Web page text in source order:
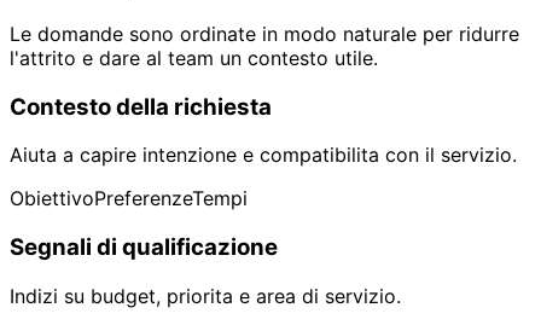
Le domande sono ordinate in modo naturale per ridurre
l'attrito e dare al team un contesto utile.
Contesto della richiesta
Aiuta a capire intenzione e compatibilita con il servizio.
ObiettivoPreferenzeTempi
Segnali di qualificazione
Indizi su budget, priorita e area di servizio.